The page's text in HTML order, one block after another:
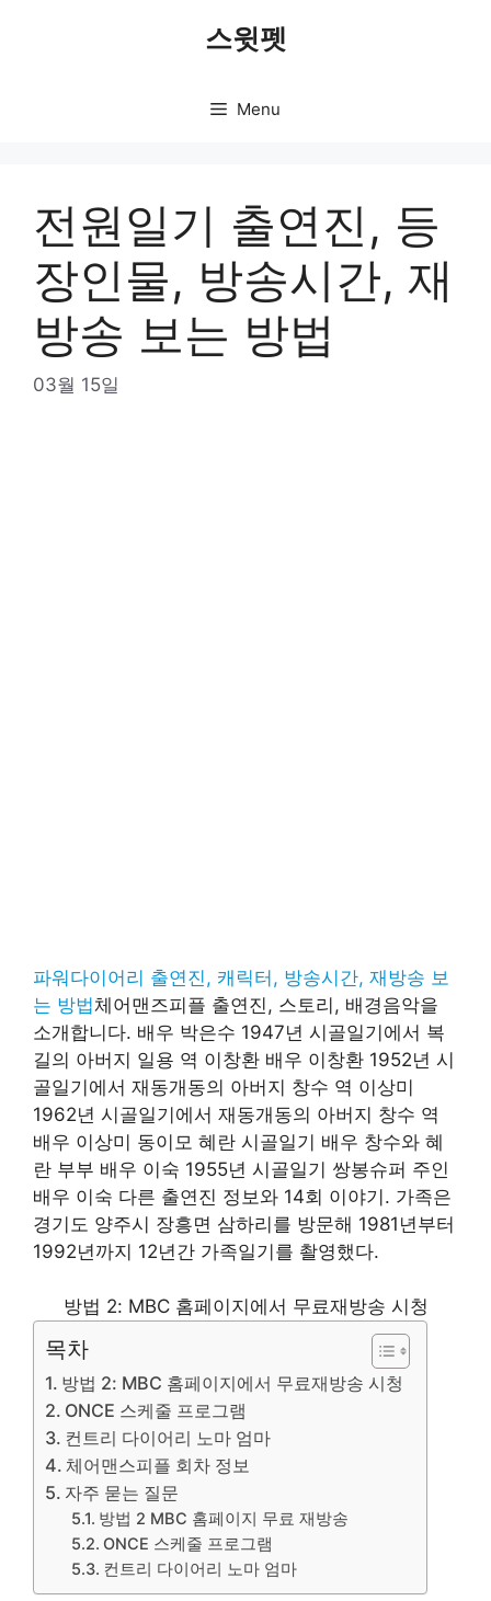
스윗펫
Menu
전원일기 출연진, 등
장인물, 방송시간, 재
방송 보는 방법
03월 15일
파워다이어리 출연진, 캐릭터, 방송시간, 재방송 보
는 방법체어맨즈피플 출연진, 스토리, 배경음악을
소개합니다. 배우 박은수 1947년 시골일기에서 복
길의 아버지 일용 역 이창환 배우 이창환 1952년 시
골일기에서 재동개동의 아버지 창수 역 이상미
1962년 시골일기에서 재동개동의 아버지 창수 역
배우 이상미 동이모 혜란 시골일기 배우 창수와 혜
란 부부 배우 이숙 1955년 시골일기 쌍봉슈퍼 주인
배우 이숙 다른 출연진 정보와 14회 이야기. 가족은
경기도 양주시 장흥면 삼하리를 방문해 1981년부터
1992년까지 12년간 가족일기를 촬영했다.
방법 2: MBC 홈페이지에서 무료재방송 시청
목차
방법 2: MBC 홈페이지에서 무료재방송 시청
ONCE 스케줄 프로그램
컨트리 다이어리 노마 엄마
체어맨스피플 회차 정보
자주 묻는 질문
방법 2 MBC 홈페이지 무료 재방송
ONCE 스케줄 프로그램
컨트리 다이어리 노마 엄마